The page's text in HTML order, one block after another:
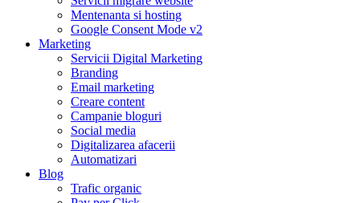
Mentenanta si hosting
Google Consent Mode v2
Marketing
Servicii Digital Marketing
Branding
Email marketing
Creare content
Campanie bloguri
Social media
Digitalizarea afacerii
Automatizari
Blog
Trafic organic